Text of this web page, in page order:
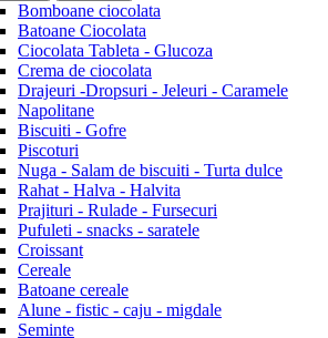
Bomboane ciocolata
Batoane Ciocolata
Ciocolata Tableta - Glucoza
Crema de ciocolata
Drajeuri -Dropsuri - Jeleuri - Caramele
Napolitane
Biscuiti - Gofre
Piscoturi
Nuga - Salam de biscuiti - Turta dulce
Rahat - Halva - Halvita
Prajituri - Rulade - Fursecuri
Pufuleti - snacks - saratele
Croissant
Cereale
Batoane cereale
Alune - fistic - caju - migdale
Seminte